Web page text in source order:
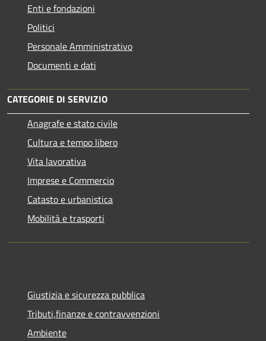
Enti e fondazioni
Politici
Personale Amministrativo
Documenti e dati
CATEGORIE DI SERVIZIO
Anagrafe e stato civile
Cultura e tempo libero
Vita lavorativa
Imprese e Commercio
Catasto e urbanistica
Mobilità e trasporti
Giustizia e sicurezza pubblica
Tributi,finanze e contravvenzioni
Ambiente